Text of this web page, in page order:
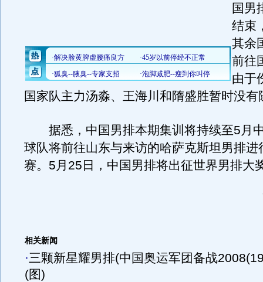
国男
结束
其余
前往
由于
国家队主力汤淼、王海川和隋盛胜暂时没有
据悉，中国男排本期集训将持续至5月
球队将前往山东与来访的哈萨克斯坦男排进
赛。5月25日，中国男排将出征世界男排大
相关新闻
·三颗新星耀男排(中国奥运军团备战
(图)